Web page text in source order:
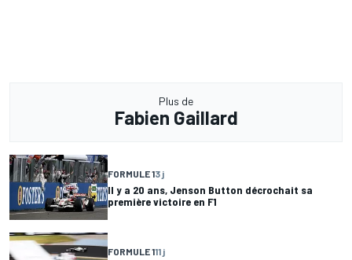
Plus de
Fabien Gaillard
FORMULE 13 j
Il y a 20 ans, Jenson Button décrochait sa
première victoire en F1
FORMULE 111 j